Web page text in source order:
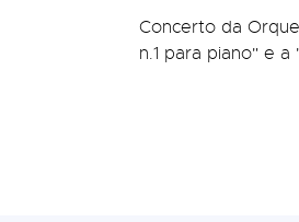
Concerto da
n.1 para piano" e